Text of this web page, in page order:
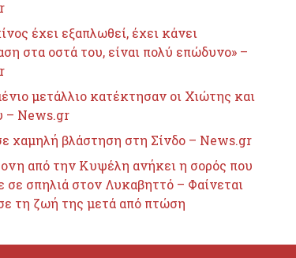
έχει εξαπλωθεί, έχει κάνει
στα οστά του, είναι πολύ επώδυνο» –
μετάλλιο κατέκτησαν οι Χιώτης και
– News.gr
χαμηλή βλάστηση στη Σίνδο – News.gr
από την Κυψέλη ανήκει η σορός που
σε σπηλιά στον Λυκαβηττό – Φαίνεται
τη ζωή της μετά από πτώση